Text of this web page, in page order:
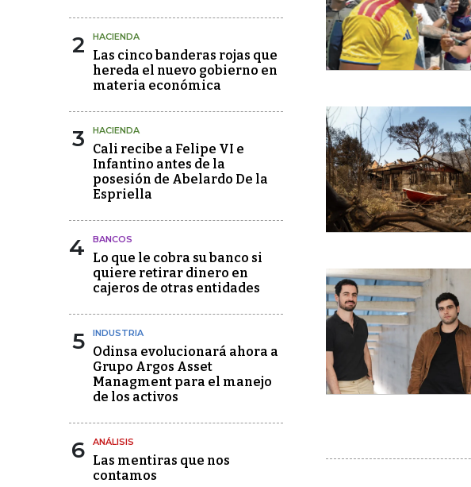
2 HACIENDA
Las cinco banderas rojas que
hereda el nuevo gobierno en
materia económica
3 HACIENDA
Cali recibe a Felipe VI e
Infantino antes de la
posesión de Abelardo De la
Espriella
4 BANCOS
Lo que le cobra su banco si
quiere retirar dinero en
cajeros de otras entidades
5 INDUSTRIA
Odinsa evolucionará ahora a
Grupo Argos Asset
Managment para el manejo
de los activos
6 ANÁLISIS
Las mentiras que nos
contamos